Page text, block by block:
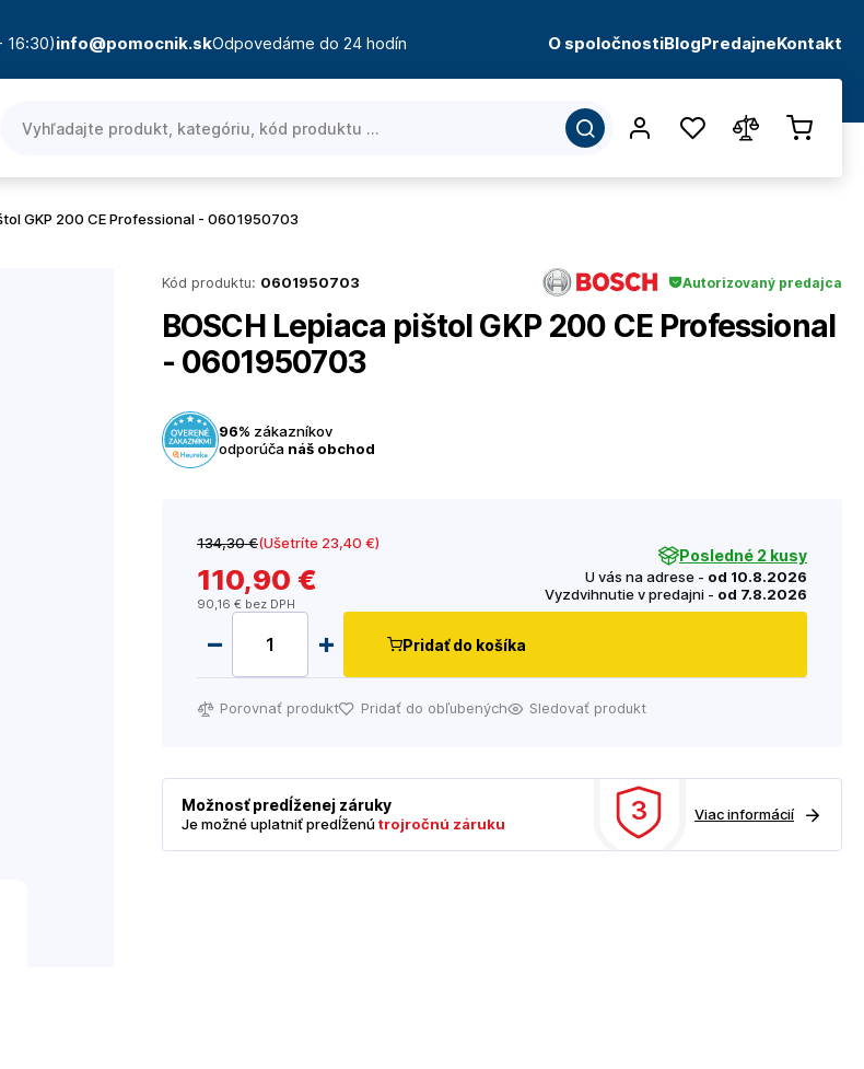
16:30)info@pomocnik.skOdpovedáme do 24 hodín O spoločnostiBlogPredajneKontakt
GKP 200 CE Professional - 0601950703
Kód produktu: 0601950703 Autorizovaný predajca
BOSCH Lepiaca pištol GKP 200 CE Professional
- 0601950703
96% zákazníkov
odporúča náš obchod
134,30 €(Ušetríte 23,40 €)
110,90 €
90,16 € bez DPH
Posledné 2 kusy
U vás na adrese - od 10.8.2026
Vyzdvihnutie v predajni - od 7.8.2026
Pridať do košíka
Porovnať produkt Pridať do obľubených Sledovať produkt
Možnosť predĺženej záruky
Je možné uplatniť predĺženútrojročnú záruku 3 Viac informácií